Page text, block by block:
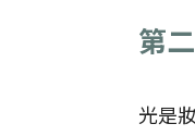
第
光是